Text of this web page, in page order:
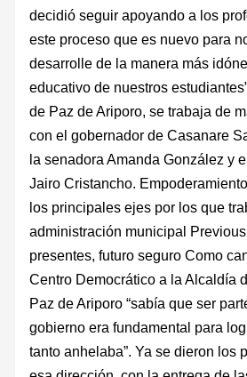
decidió seguir apoyando a los
este proceso que es nuevo para
desarrolle de la manera más
educativo de nuestros
de Paz de Ariporo, se trabaja de
con el gobernador de Casanare
la senadora Amanda González y
Jairo Cristancho.
los principales ejes por los que
administración municipal
presentes, futuro seguro Como
Centro Democrático a la Alcaldía
Paz de Ariporo “sabía que ser
gobierno era fundamental para
tanto anhelaba”. Ya se dieron los